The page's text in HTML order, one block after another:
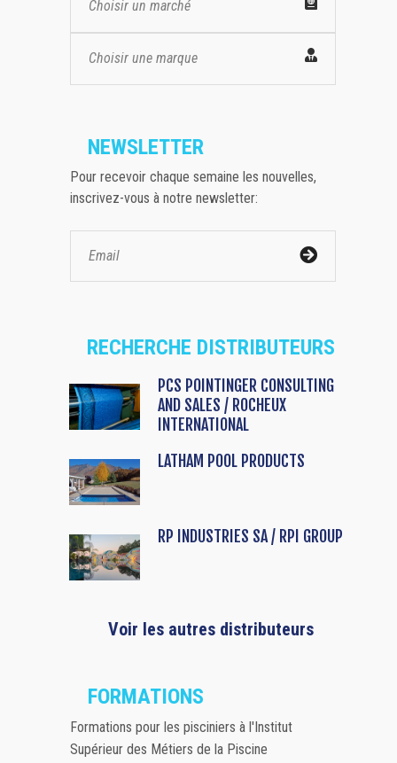
Choisir un marché
Choisir une marque
NEWSLETTER
Pour recevoir chaque semaine les nouvelles,
inscrivez-vous à notre newsletter:
RECHERCHE DISTRIBUTEURS
PCS POINTINGER CONSULTING
AND SALES / ROCHEUX
INTERNATIONAL
LATHAM POOL PRODUCTS
RP INDUSTRIES SA / RPI GROUP
Voir les autres distributeurs
FORMATIONS
Formations pour les pisciniers à l'Institut
Supérieur des Métiers de la Piscine